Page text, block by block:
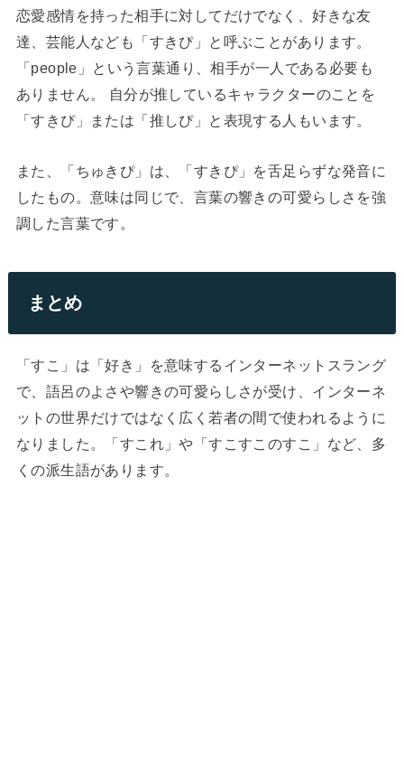
恋愛感情を持った相手に対してだけでなく、好きな友
達、芸能人なども「すきぴ」と呼ぶことがあります。
「people」という言葉通り、相手が一人である必要も
ありません。 自分が推しているキャラクターのことを
「すきぴ」または「推しぴ」と表現する人もいます。
また、「ちゅきぴ」は、「すきぴ」を舌足らずな発音に
したもの。意味は同じで、言葉の響きの可愛らしさを強
調した言葉です。
まとめ
「すこ」は「好き」を意味するインターネットスラング
で、語呂のよさや響きの可愛らしさが受け、インターネ
ットの世界だけではなく広く若者の間で使われるように
なりました。「すこれ」や「すこすこのすこ」など、多
くの派生語があります。